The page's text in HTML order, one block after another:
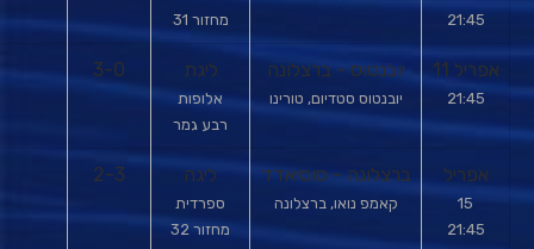
21:45
מחזור 31
אפריל 11
21:45
יובנטוס - ברצלונה
יובנטוס סטדיום, טורינו
ליגת
אלופות
רבע גמר
3-0
אפריל
15
21:45
ברצלונה - סוסיאדד
קאמפ נואו, ברצלונה
ליגה
ספרדית
מחזור 32
2-3